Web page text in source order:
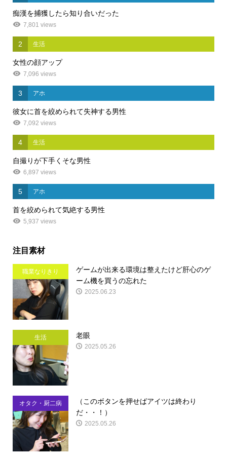
痴漢を捕獲したら知り合いだった
7,801 views
2 生活
女性の顔アップ
7,096 views
3 アホ
彼女に首を絞められて失神する男性
7,092 views
4 生活
自撮りが下手くそな男性
6,897 views
5 アホ
首を絞められて気絶する男性
5,937 views
注目素材
職業なりきり
ゲームが出来る環境は整えたけど肝心のゲ
ーム機を買うの忘れた
2025.06.23
生活 老眼
2025.05.26
オタク・厨二病
（このボタンを押せばアイツは終わり
だ・・！）
2025.05.26